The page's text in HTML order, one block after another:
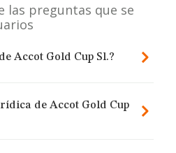
las preguntas que se
Accot Gold Cup Sl.?
de Accot Gold Cup